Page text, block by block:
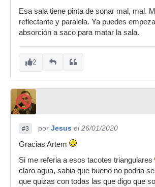
Esa sala tiene pinta de sonar mal, mal.
reflectante y paralela. Ya puedes
absorción a saco para matar la sala.
2
#3 por Jesus el 26/01/2020
Gracias Artem
Si me referia a esos tacotes triangulares
claro agua, sabia que bueno no podria
que quizas con todas las que digo que